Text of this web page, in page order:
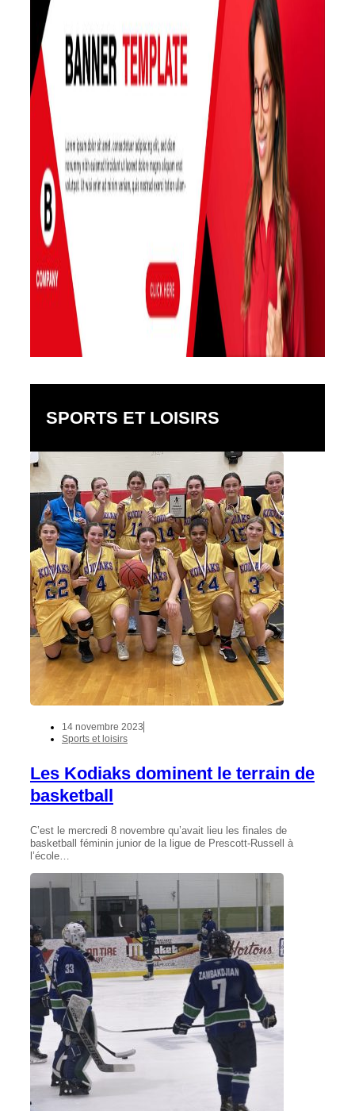
SPORTS ET LOISIRS
14 novembre 2023
Sports et loisirs
Les Kodiaks dominent le terrain de
basketball
C’est le mercredi 8 novembre qu’avait lieu les finales de
basketball féminin junior de la ligue de Prescott-Russell à
l’école…